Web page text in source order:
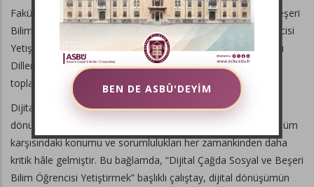
Fakültesi tarafından düzenlenmekte olan Dijital Sosyal ve Beşeri
Bilimler Çalıştayı, Dijital Çağda Sosyal ve Beşeri Bilim Öğrencisi
Yetiştirmek temasıyla 6 Kasım 2025 Perşembe günü Yabancı
Diller Yüksekokulu Konferans Salonu’nda saat 10:00’da
toplanacaktır.
Dijitalleşme, yapay zekâ ve veri temelli teknolojilerin hızla
dönüştürdüğü bir çağda, sosyal ve beşeri bilimlerin bu dönüşüm
karşısındaki konumu ve sorumlulukları her zamankinden daha
kritik hâle gelmiştir. Bu bağlamda, “Dijital Çağda Sosyal ve Beşeri
Bilim Öğrencisi Yetiştirmek” başlıklı çalıştay, dijital dönüşümün
BEN DE ASBÜ'DEYİM